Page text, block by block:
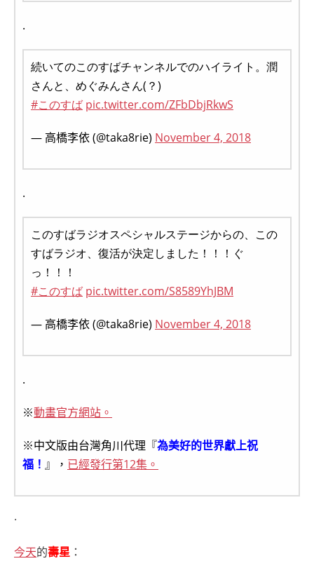
.
続いてのこのすばチャンネルでのハイライト。潤
さんと、めぐみんさん(？)
#このすば pic.twitter.com/ZFbDbjRkwS
— 高橋李依 (@taka8rie) November 4, 2018
.
このすばラジオスペシャルステージからの、この
すばラジオ、復活が決定しました！！！ぐ
っ！！！
#このすば pic.twitter.com/S8589YhJBM
— 高橋李依 (@taka8rie) November 4, 2018
.
※動畫官方網站。
※中文版由台灣角川代理『為美好的世界獻上祝
福！ 』， 已經發行第12集。
.
今天的壽星 ：